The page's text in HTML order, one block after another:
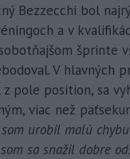
Bezzecchi bol
a v
šprinte
V hlavných
pole position, sa
viac než
som urobil malú
sa snažil dobre